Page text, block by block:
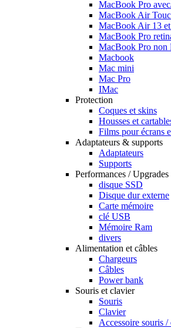
MacBook Pro
MacBook Air
MacBook Air 13
MacBook Pro
MacBook Pro non
Macbook
Mac mini
Mac Pro
IMac
Protection
Coques et skins
Housses et
Films pour écrans
Adaptateurs & supports
Adaptateurs
Supports
Performances / Upgrades
disque SSD
Disque dur externe
Carte mémoire
clé USB
Mémoire Ram
divers
Alimentation et câbles
Chargeurs
Câbles
Power bank
Souris et clavier
Souris
Clavier
Accessoire souris /